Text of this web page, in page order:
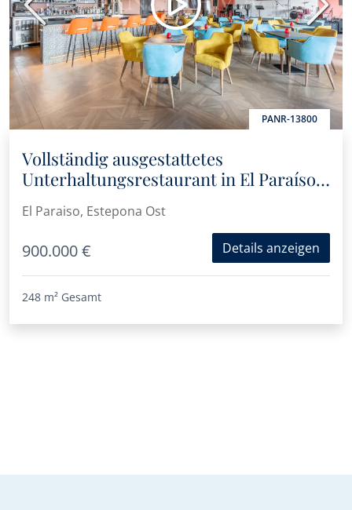
PANR-13800
Vorherige
Vollständig ausgestattetes
Unterhaltungsrestaurant in El Paraíso
Medio, Estepona
El Paraiso, Estepona Ost
900.000 € Details anzeigen
248 m² Gesamt